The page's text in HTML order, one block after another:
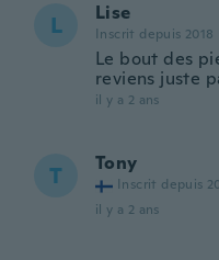
L Lise
Inscrit depuis 2018
Le bout des
reviens juste
il y a 2 ans
T Tony
Inscrit depuis
il y a 2 ans